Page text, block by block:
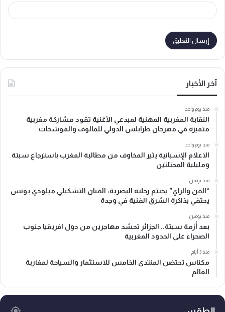
آخر الأخبار
منذ يوم واحد
النقابة المغربية المهنية لمبدعي الأغنية تقود مشاركة مغربية
متميزة في مهرجان طرابلس الدولي للمالوف والموشحات
منذ يوم واحد
الاعلام الإسبانية يثير المخاوف من مطالبة المغرب باسترجاع سبتة
ومليلية المحتلتين
منذ يومين
“الفن والراي” يختتم رحلته البصرية: الفنان التشكيلي ميلودي يونس
يحتفي بذاكرة الشرق الفنية في وجدة
منذ يومين
بعد أزمة سبتة.. الجزائر تحشد مهاجرين من دول افريقيا جنوب
الصحراء على الحدود المغربية
منذ 3 أيام
مكناس تحتضن المنتدى الخامس للاستثمار والسياحة لمغاربة
العالم